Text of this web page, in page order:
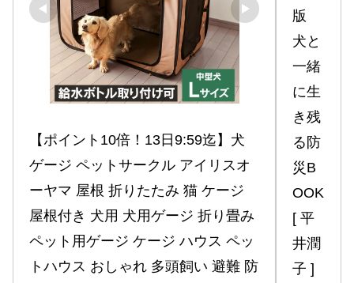
【ポイント10倍！13日9:59迄】犬
ゲージ ペットサークル アイリスオ
ーヤマ 屋根 折りたたみ 猫 ケージ
屋根付き 犬用 犬用ゲージ 折り畳み
ペット用ゲージ ケージ ハウス ペッ
トハウス おしゃれ 多頭飼い 避難 防
版
犬と
一緒
に生
き残
る防
災B
OOK
[ 平
井潤
子 ]